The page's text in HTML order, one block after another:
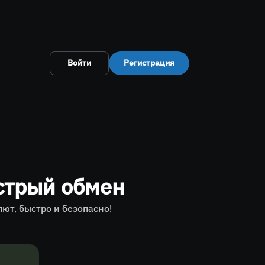
Войти Регистрация
обмен
быстро и безопасно!